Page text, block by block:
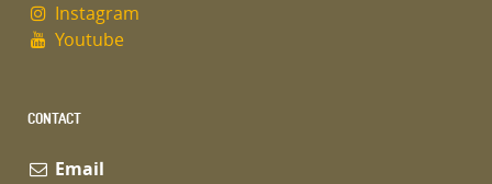
Instagram
Youtube
CONTACT
Email